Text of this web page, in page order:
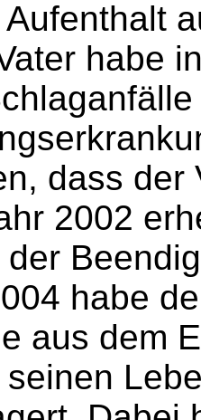
habe
dass der
2002
habe
aus dem